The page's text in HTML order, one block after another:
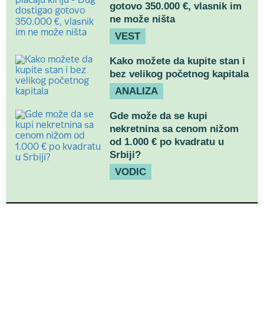
gotovo 350.000 €, vlasnik im
ne može ništa
VEST
Kako možete da kupite stan i
bez velikog početnog kapitala
ANALIZA
Gde može da se kupi
nekretnina sa cenom nižom
od 1.000 € po kvadratu u
Srbiji?
VODIC